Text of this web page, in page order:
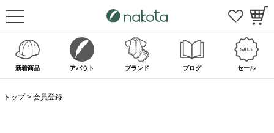
新着商品 アバウト ブランド ブログ セール
トップ 会員登録